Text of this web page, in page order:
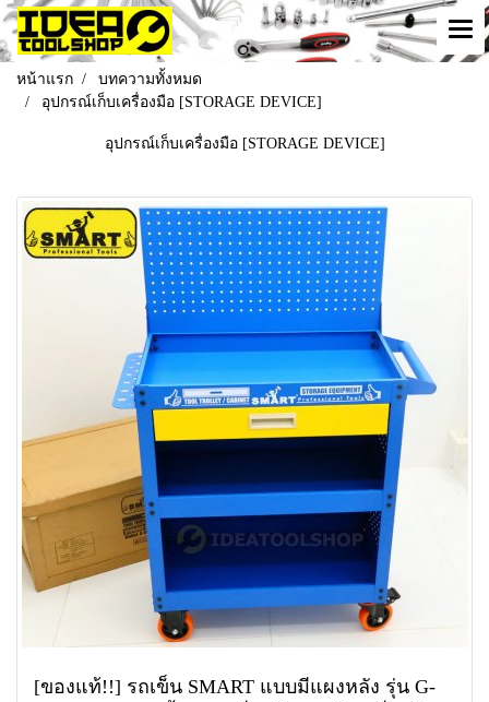
หน้าแรก
บทความทั้งหมด
อุปกรณ์เก็บเครื่องมือ [STORAGE DEVICE]
อุปกรณ์เก็บเครื่องมือ [STORAGE DEVICE]
[ของแท้!!] รถเข็น SMART แบบมีแผงหลัง รุ่น G-